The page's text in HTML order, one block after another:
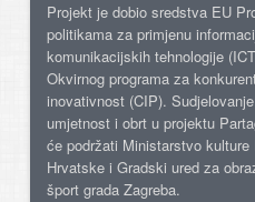
Projekt je dobio sredstva EU
politikama za primjenu
komunikacijskih tehnologije
Okvirnog programa za
inovativnost (CIP).
umjetnost i obrt u projektu
će podržati Ministarstvo kulture
Hrvatske i Gradski ured za
šport grada Zagreba.